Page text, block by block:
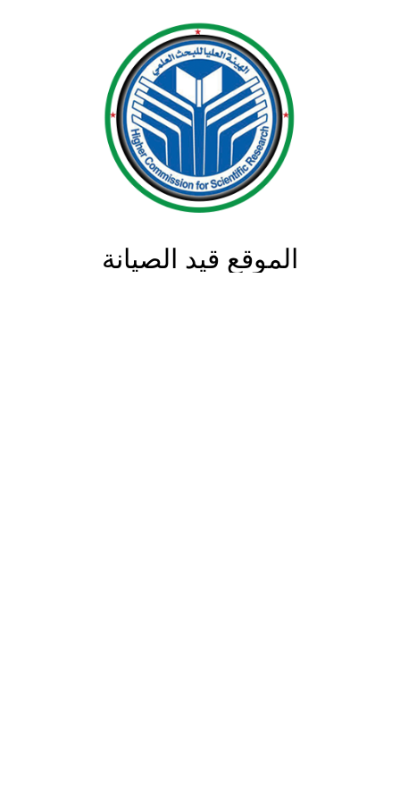
الموقع قيد الصيانة